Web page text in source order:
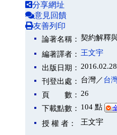
分享網址
意見回饋
友善列印
論著名稱： 契約解釋
編著譯者： 王文宇
出版日期： 2016.02.28
刊登出處： 台灣／台
頁 數： 26
下載點數： 104 點
授 權 者： 王文宇